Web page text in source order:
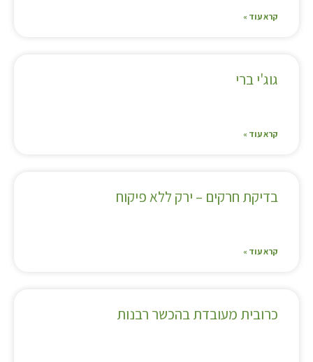
קרא עוד »
גוג'י ברי
קרא עוד »
בדיקת חרקים – ירק ללא פיקוח
קרא עוד »
כרובית מעובדת בהכשר רבנות